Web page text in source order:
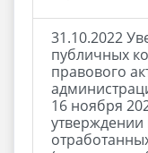
31.10.2022
публичных
правового
16 ноября
утверждении